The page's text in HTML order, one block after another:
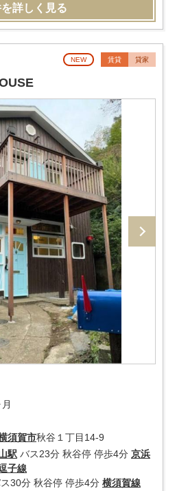
詳しく見る
NEW 賃貸 貸家
須賀市秋谷１丁目14-9
駅 バス23分 秋谷停 停歩4分 京浜
子線
30分 秋谷停 停歩4分 横須賀線